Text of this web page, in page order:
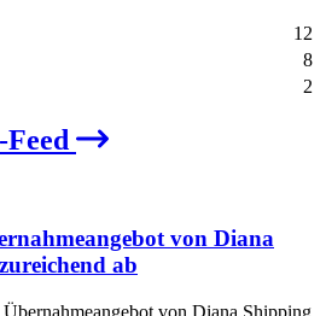
12
8
2
Feed
von Diana
ab
von Diana Shipping